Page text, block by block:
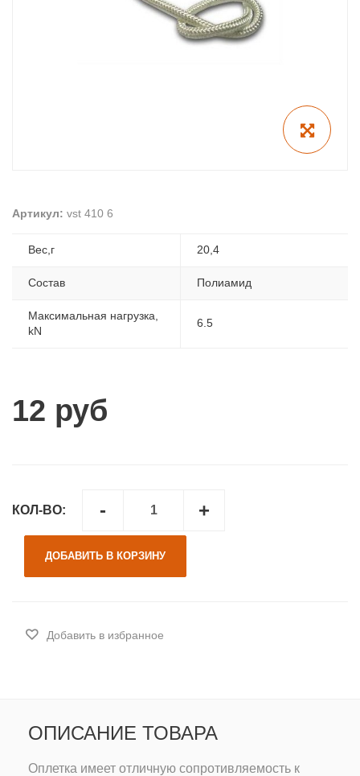
Артикул: vst 410 6
Вес,г 20,4
Состав Полиамид
Максимальная нагрузка,
kN
6.5
12 руб
КОЛ-ВО: - +
ДОБАВИТЬ В КОРЗИНУ
Добавить в избранное
ОПИСАНИЕ ТОВАРА
Оплетка имеет отличную сопротивляемость к